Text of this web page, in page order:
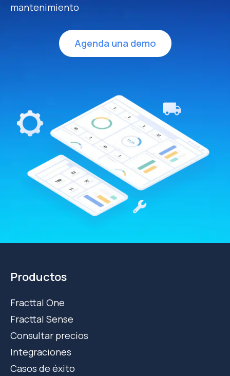
mantenimiento
Agenda una demo
Productos
Fracttal One
Fracttal Sense
Consultar precios
Integraciones
Casos de éxito